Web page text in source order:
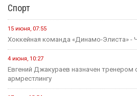
Политика
24 июля, 16:31
Итоги весенней сессии
24 июля, 09:46
Сегодня в Элисте состоится